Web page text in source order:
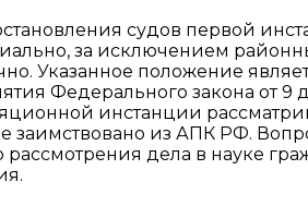
судов первой
за исключением
Указанное положение
Федерального закона от 9
инстанции
из АПК РФ.
дела в науке